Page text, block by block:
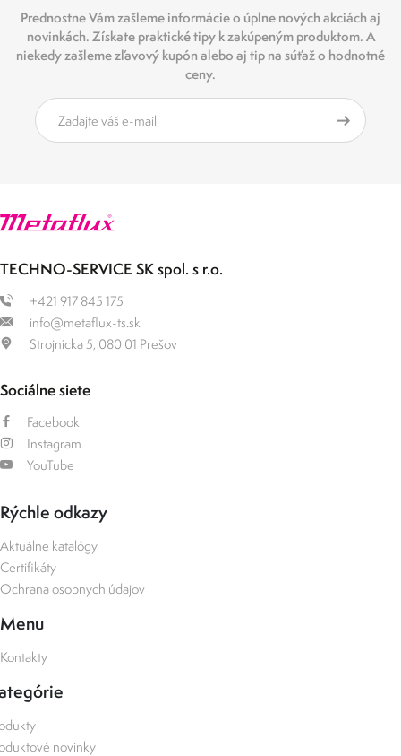
Prednostne Vám zašleme informácie o úplne nových akciách aj
novinkách. Získate praktické tipy k zakúpeným produktom. A
niekedy zašleme zľavový kupón alebo aj tip na súťaž o hodnotné
ceny.
TECHNO-SERVICE SK spol. s r.o.
+421 917 845 175
info@metaflux-ts.sk
Strojnícka 5, 080 01 Prešov
Sociálne siete
Facebook
Instagram
YouTube
Rýchle odkazy
Aktuálne katalógy
Certifikáty
Ochrana osobnych údajov
Menu
Kontakty
novinky